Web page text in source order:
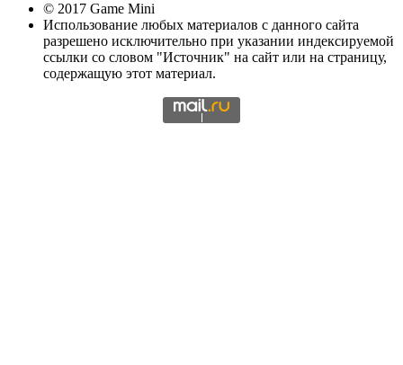
© 2017 Game Mini
Использование любых материалов с данного сайта
разрешено исключительно при указании индексируемой
ссылки со словом "Источник" на сайт или на страницу,
содержащую этот материал.